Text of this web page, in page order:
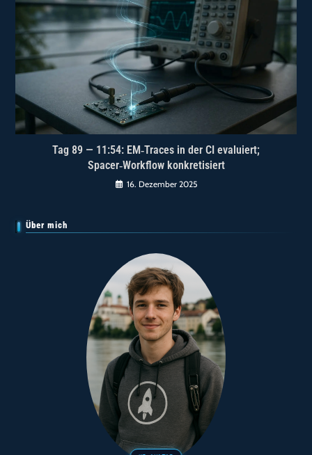
Tag 89 — 11:54: EM‑Traces in der CI evaluiert;
Spacer‑Workflow konkretisiert
16. Dezember 2025
Über mich